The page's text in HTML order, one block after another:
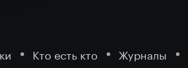
Кто есть кто Журналы